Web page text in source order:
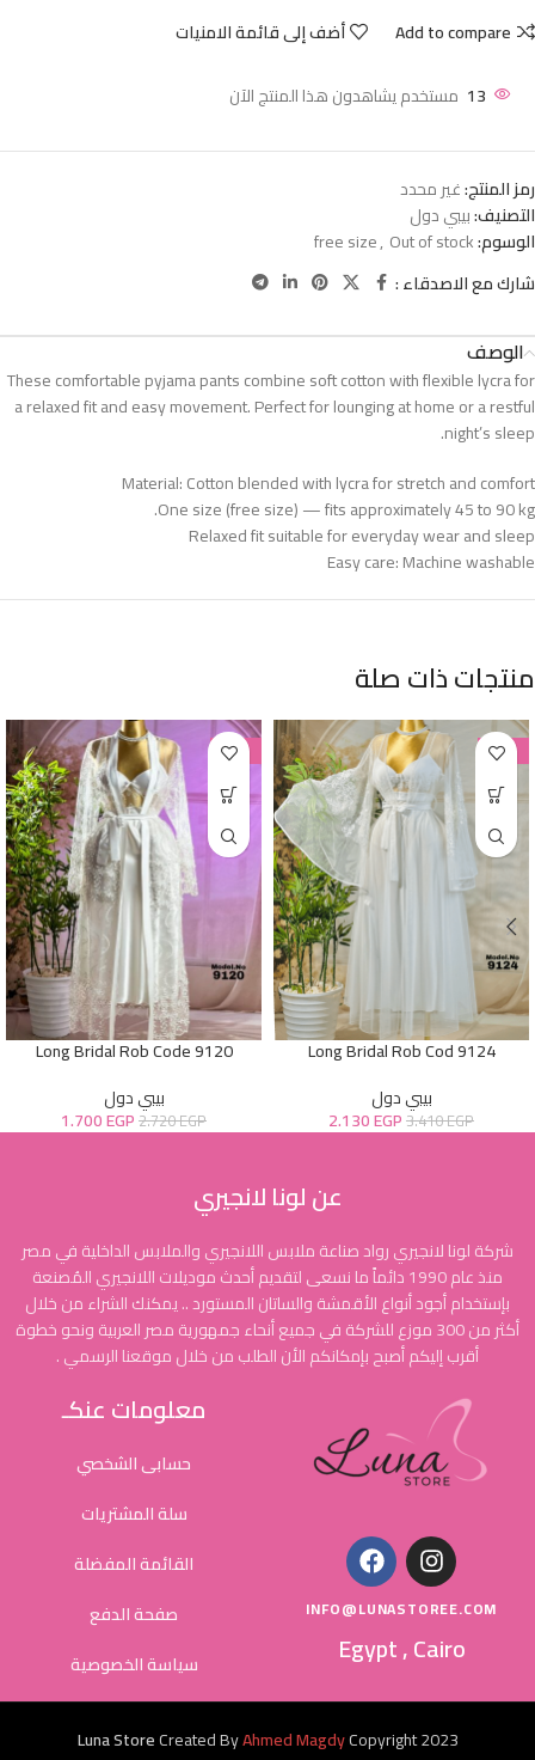
Add to compare
أضف إلى قائمة الامنيات
13 مستخدم يشاهدون هذا المنتج الآن
رمز المنتج:غير محدد
التصنيف:بيبي دول
الوسوم:
free size, Out of stock
شارك مع الاصدقاء :
الوصف
These comfortable pyjama pants combine soft cotton with flexible lycra for
a relaxed fit and easy movement. Perfect for lounging at home or a restful
night’s sleep.
Material: Cotton blended with lycra for stretch and comfort
One size (free size) — fits approximately 45 to 90 kg.
Relaxed fit suitable for everyday wear and sleep
Easy care: Machine washable
منتجات ذات صلة
-38%
Long Bridal Rob Cod 9124
بيبي دول
3.410EGP
2.130EGP
-38%
Long Bridal Rob Code 9120
بيبي دول
2.720EGP
1.700EGP
عن لونا لانجيري
شركة لونا لانجيري رواد صناعة ملابس اللانجيري والملابس الداخلية في مصر
منذ عام 1990 دائماً ما نسعى لتقديم أحدث موديلات اللانجيري المُصنعة
بإستخدام أجود أنواع الأقمشة والساتان المستورد .. يمكنك الشراء من خلال
أكثر من 300 موزع للشركة في جميع أنحاء جمهورية مصر العربية ونحو خطوة
أقرب إليكم أصبح بإمكانكم الأن الطلب من خلال موقعنا الرسمي .
INFO@LUNASTOREE.COM
Egypt , Cairo
معلومات عنكـ
حسابى الشخصي
سلة المشتريات
القائمة المفضلة
صفحة الدفع
سياسة الخصوصية
Luna StoreCreated ByAhmed MagdyCopyright2023